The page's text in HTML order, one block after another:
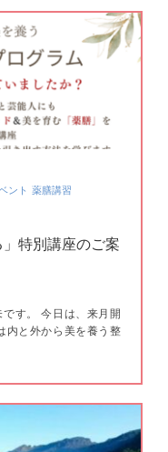
ント 薬膳講習
」特別講座のご案
す。 今日は、来月開
内と外から美を養う整